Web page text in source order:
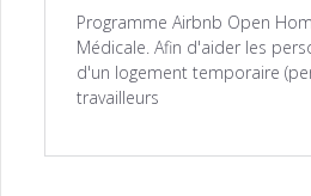
Programme Airbnb Open
Médicale. Afin d'aider les
d'un logement temporaire
travailleurs